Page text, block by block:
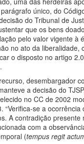
único, do
do Tribunal de
que os bens
pelo valor vigente à
no ato da liberalidade,
o disposto no artigo
desembargador
a decisão do
no CC de 2002
“Verifica-se a
A contradição presente
com a
(tempus regit